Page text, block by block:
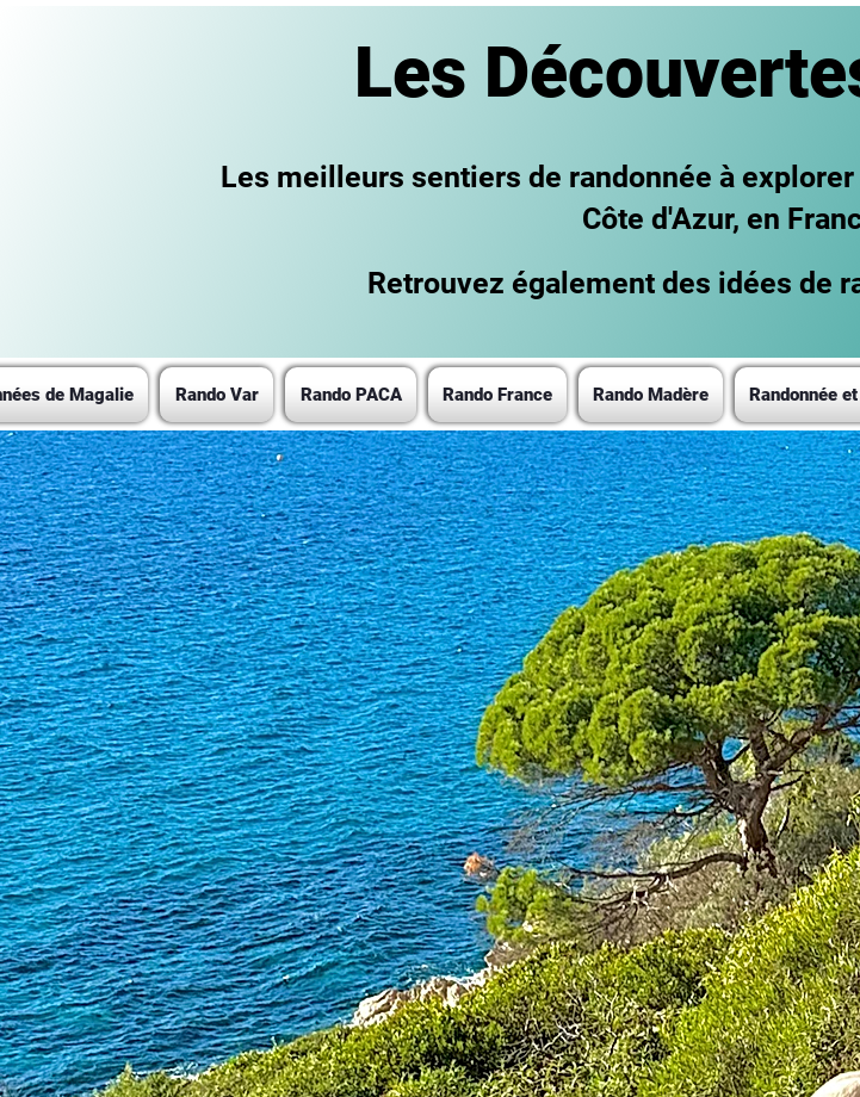
Les
Les meilleurs sentiers de randonnée à
Côte d'Azur, en
Retrouvez également des idées de
de Magalie Rando Var Rando PACA Rando France Rando Madère Randonnée